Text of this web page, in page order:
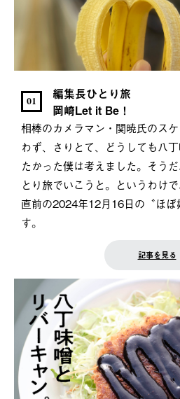
01
編集長ひとり旅
岡崎Let it Be！
相棒のカメラマン・関暁氏のス
わず、さりとて、どうしても八
たかった僕は考えました。そう
とり旅でいこうと。というわけ
直前の2024年12月16日の〝ほぼ
す。
記事を見る